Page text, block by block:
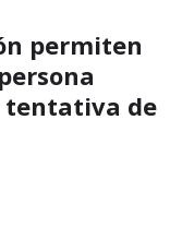
permiten
tentativa de